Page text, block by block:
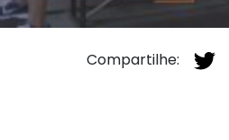
Compartilhe: